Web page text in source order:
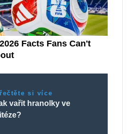
si více
vařit hranolky ve